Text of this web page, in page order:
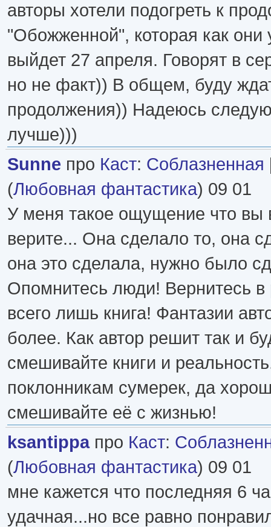
авторы хотели подогреть к
"Обожженной", которая как они
выйдет 27 апреля. Говорят в
но не факт)) В общем, буду
продолжения)) Надеюсь
лучше)))
Sunne про Каст: Соблазненная
(Любовная фантастика) 09 01
У меня такое ощущение что вы
верите... Она сделало то, она
она это сделала, нужно было
Опомнитесь люди! Вернитесь в
всего лишь книга! Фантазии
более. Как автор решит так и
смешивайте книги и
поклонникам сумерек, да
смешивайте её с жизнью!
ksantippaпро Каст:
(Любовная фантастика) 09 01
мне кажется что последняя 6
удачная...но все равно